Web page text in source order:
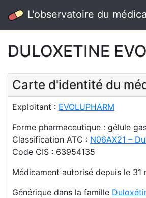
L'observatoire du
DULOXETINE
Carte d'identité du
Exploitant : EVOLUPHARM
Forme pharmaceutique : gélule
Classification ATC : N06AX21 –
Code CIS : 63954135
Médicament autorisé depuis le 31
Générique dans la famille